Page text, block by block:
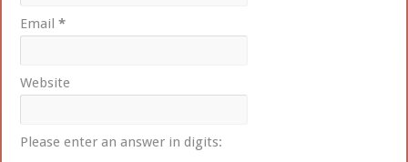
Email*
Website
Please enter an answer in digits: